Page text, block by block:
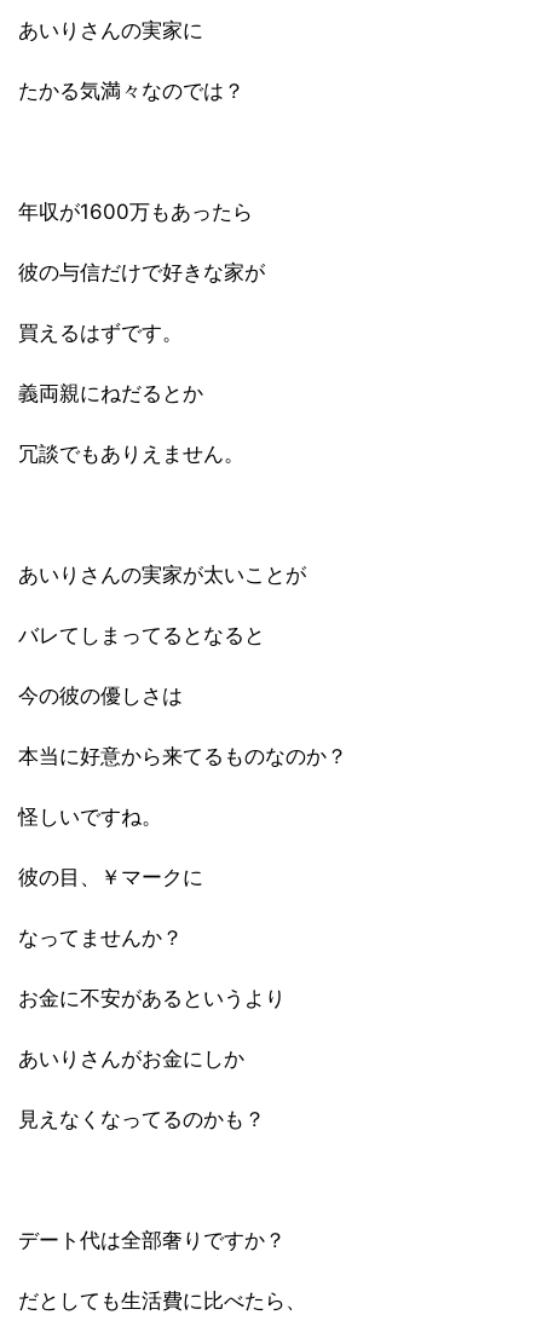
あいりさんの実家に
たかる気満々なのでは？
年収が1600万もあったら
彼の与信だけで好きな家が
買えるはずです。
義両親にねだるとか
冗談でもありえません。
あいりさんの実家が太いことが
バレてしまってるとなると
今の彼の優しさは
本当に好意から来てるものなのか？
怪しいですね。
彼の目、￥マークに
なってませんか？
お金に不安があるというより
あいりさんがお金にしか
見えなくなってるのかも？
デート代は全部奢りですか？
だとしても生活費に比べたら、